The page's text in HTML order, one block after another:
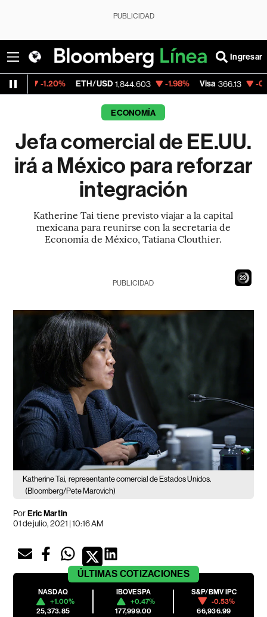
PUBLICIDAD
Ingresar
ETH/USD 1,844.603 -1.98% Visa 366.13 -0.04%
ECONOMÍA
Jefa comercial de EE.UU.
irá a México para reforzar
integración
Katherine Tai tiene previsto viajar a la capital
mexicana para reunirse con la secretaria de
Economía de México, Tatiana Clouthier.
22
PUBLICIDAD
Katherine Tai, representante comercial de Estados Unidos.
(Bloomberg/Pete Marovich)
PorEric Martin
01 de julio, 2021 | 10:16 AM
ÚLTIMAS COTIZACIONES
NASDAQ
+1.00%
25,373.85
IBOVESPA
+0.47%
177,999.00
S&P/BMV IPC
-0.53%
66,936.99